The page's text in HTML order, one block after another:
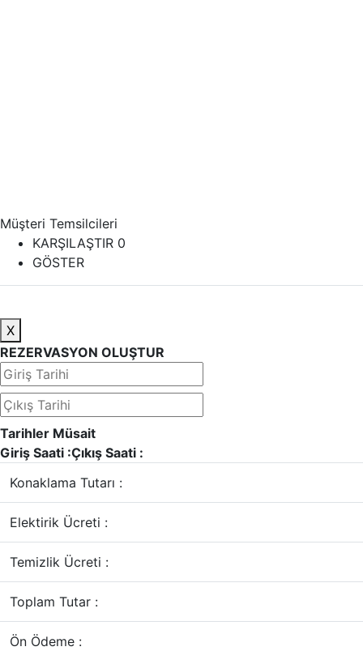
Müşteri Temsilcileri
KARŞILAŞTIR 0
GÖSTER
X
REZERVASYON OLUŞTUR
Tarihler Müsait
Giriş Saati :Çıkış Saati :
Konaklama Tutarı :
Elektirik Ücreti :
Temizlik Ücreti :
Toplam Tutar :
Ön Ödeme :